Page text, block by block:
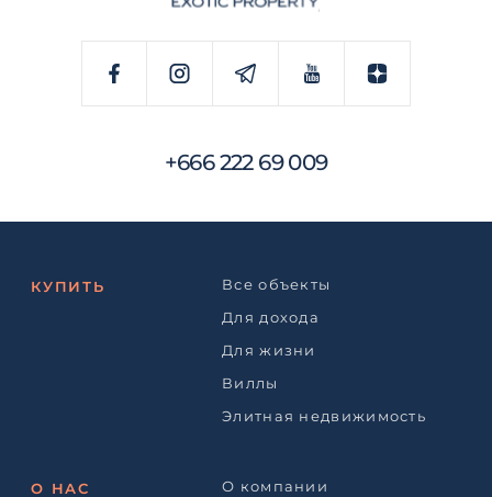
+666 222 69 009
КУПИТЬ
Все объекты
Для дохода
Для жизни
Виллы
Элитная недвижимость
О НАС О компании